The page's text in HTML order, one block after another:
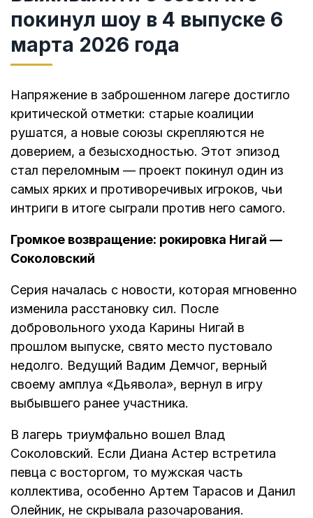
покинул шоу в 4 выпуске 6
марта 2026 года
Напряжение в заброшенном лагере достигло
критической отметки: старые коалиции
рушатся, а новые союзы скрепляются не
доверием, а безысходностью. Этот эпизод
стал переломным — проект покинул один из
самых ярких и противоречивых игроков, чьи
интриги в итоге сыграли против него самого.
Громкое возвращение: рокировка Нигай —
Соколовский
Серия началась с новости, которая мгновенно
изменила расстановку сил. После
добровольного ухода Карины Нигай в
прошлом выпуске, свято место пустовало
недолго. Ведущий Вадим Демчог, верный
своему амплуа «Дьявола», вернул в игру
выбывшего ранее участника.
В лагерь триумфально вошел Влад
Соколовский. Если Диана Астер встретила
певца с восторгом, то мужская часть
коллектива, особенно Артем Тарасов и Данил
Олейник, не скрывала разочарования.